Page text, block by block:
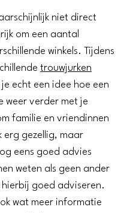
niet direct
om een aantal
winkels. Tijdens
trouwjurken
echt een idee hoe een
weer verder met je
familie en vriendinnen
erg gezellig, maar
eens goed advies
weten als geen ander
hierbij goed adviseren.
wat meer informatie